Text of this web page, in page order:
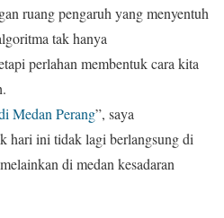
ruang pengaruh yang menyentuh
tak hanya
perlahan membentuk cara kita
Medan Perang”, saya
hari ini tidak lagi berlangsung di
di medan kesadaran